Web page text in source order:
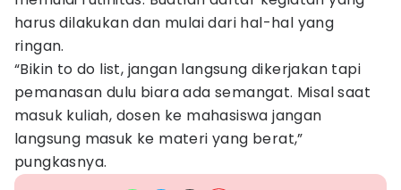
harus dilakukan dan mulai dari hal-hal yang
ringan.
“Bikin to do list, jangan langsung dikerjakan tapi
pemanasan dulu biara ada semangat. Misal saat
masuk kuliah, dosen ke mahasiswa jangan
langsung masuk ke materi yang berat,”
pungkasnya.